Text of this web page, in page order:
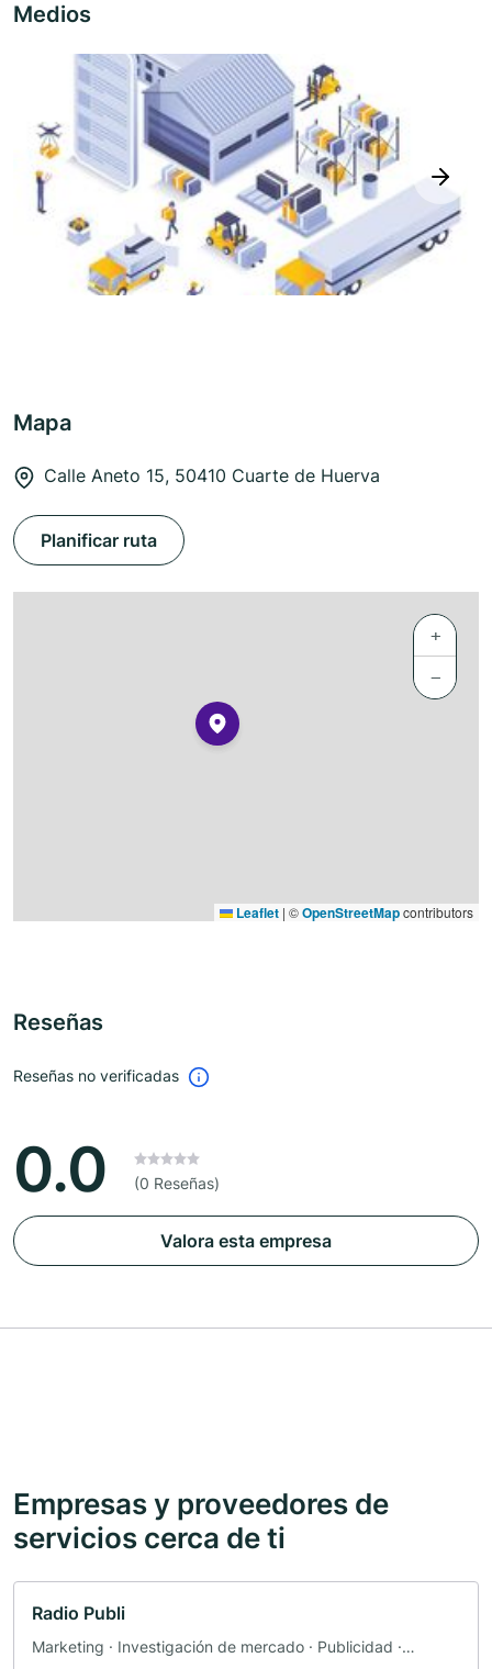
Medios
next
Mapa
Calle Aneto 15, 50410 Cuarte de Huerva
Planificar ruta
+
−
Leaflet | ©OpenStreetMapcontributors
Reseñas
Reseñas no verificadas
0.0 (0 Reseñas)
Valora esta empresa
Empresas y proveedores de
servicios cerca de ti
Radio Publi
Marketing · Investigación de mercado · Publicidad ·